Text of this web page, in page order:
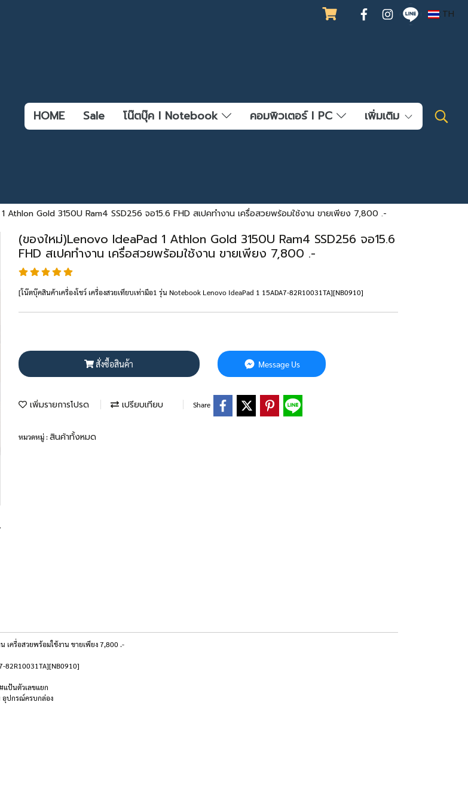
TH
HOME Sale โน๊ตบุ๊ค l Notebook คอมพิวเตอร์ l PC เพิ่มเติม
Athlon Gold 3150U Ram4 SSD256 จอ15.6 FHD สเปคทำงาน เครื่อสวยพร้อมใช้งาน ขายเพียง 7,800 .-
(ของใหม่)Lenovo IdeaPad 1 Athlon Gold 3150U Ram4 SSD256 จอ15.6
FHD สเปคทำงาน เครื่อสวยพร้อมใช้งาน ขายเพียง 7,800 .-
[โน๊ตบุ๊คสินค้าเครื่องโชว์ เครื่องสวยเทียบเท่ามือ1 รุ่น Notebook Lenovo IdeaPad 1 15ADA7-82R10031TA][NB0910]
สั่งซื้อสินค้า Message Us
เพิ่มรายการโปรด เปรียบเทียบ Share
หมวดหมู่ :สินค้าทั้งหมด
เครื่อสวยพร้อมใช้งาน ขายเพียง 7,800 .-
82R10031TA][NB0910]
แป้นตัวเลขแยก
อุปกรณ์ครบกล่อง